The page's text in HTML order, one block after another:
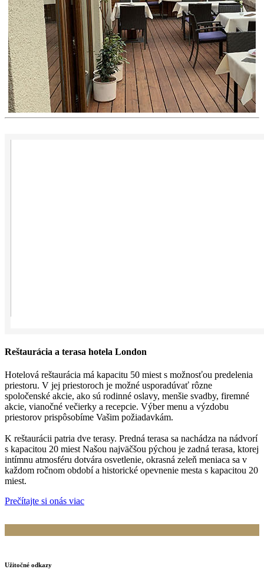
Reštaurácia a terasa hotela London
Hotelová reštaurácia má kapacitu 50 miest s možnosťou predelenia
priestoru. V jej priestoroch je možné usporadúvať rôzne
spoločenské akcie, ako sú rodinné oslavy, menšie svadby, firemné
akcie, vianočné večierky a recepcie. Výber menu a výzdobu
priestorov prispôsobíme Vašim požiadavkám.
K reštaurácii patria dve terasy. Predná terasa sa nachádza na nádvorí
s kapacitou 20 miest Našou najväčšou pýchou je zadná terasa, ktorej
intímnu atmosféru dotvára osvetlenie, okrasná zeleň meniaca sa v
každom ročnom období a historické opevnenie mesta s kapacitou 20
miest.
Prečítajte si onás viac
Užitočné odkazy